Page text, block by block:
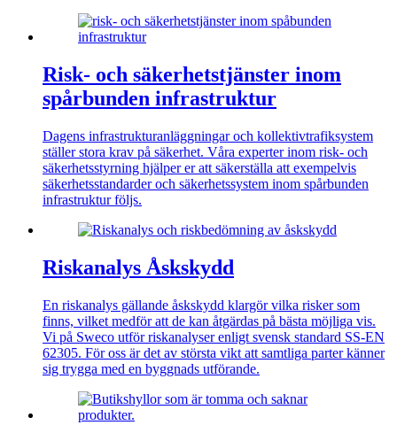
Risk- och säkerhetstjänster inom
spårbunden infrastruktur
Dagens infrastrukturanläggningar och kollektivtrafiksystem
ställer stora krav på säkerhet. Våra experter inom risk- och
säkerhetsstyrning hjälper er att säkerställa att exempelvis
säkerhetsstandarder och säkerhetssystem inom spårbunden
infrastruktur följs.
Riskanalys Åskskydd
En riskanalys gällande åskskydd klargör vilka risker som
finns, vilket medför att de kan åtgärdas på bästa möjliga vis.
Vi på Sweco utför riskanalyser enligt svensk standard SS-EN
62305. För oss är det av största vikt att samtliga parter känner
sig trygga med en byggnads utförande.